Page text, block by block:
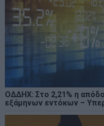
ΟΔΔΗΧ: Στο 2,21% η
εξάμηνων εντόκων –